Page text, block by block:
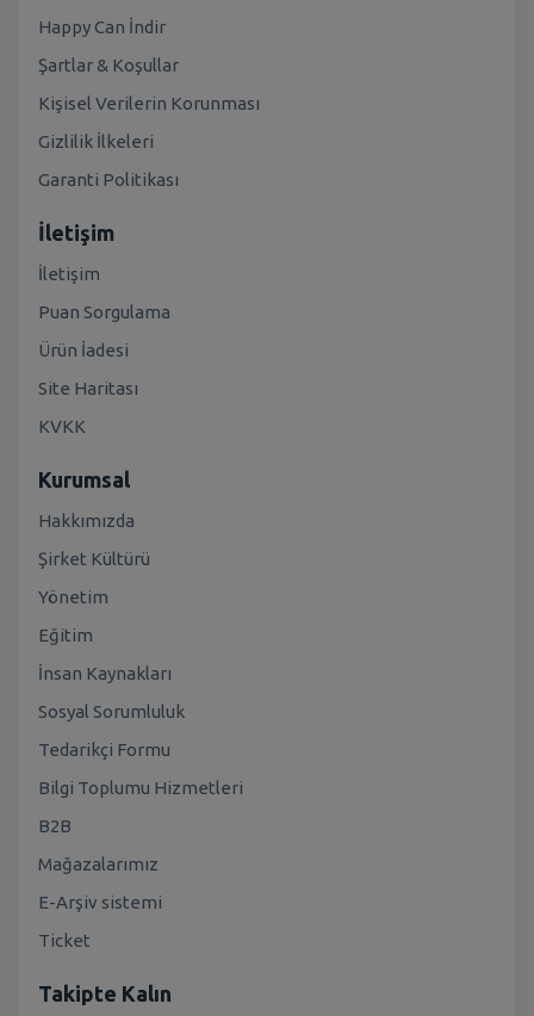
Happy Can İndir
Şartlar & Koşullar
Kişisel Verilerin Korunması
Gizlilik İlkeleri
Garanti Politikası
İletişim
İletişim
Puan Sorgulama
Ürün İadesi
Site Haritası
KVKK
Kurumsal
Hakkımızda
Şirket Kültürü
Yönetim
Eğitim
İnsan Kaynakları
Sosyal Sorumluluk
Tedarikçi Formu
Bilgi Toplumu Hizmetleri
B2B
Mağazalarımız
E-Arşiv sistemi
Ticket
Takipte Kalın